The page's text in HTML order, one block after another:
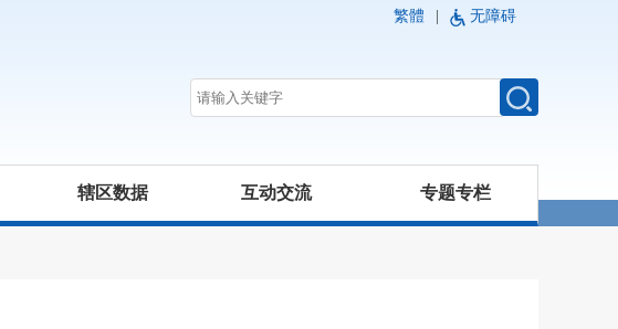
繁體 无障碍
辖区数据 互动交流 专题专栏